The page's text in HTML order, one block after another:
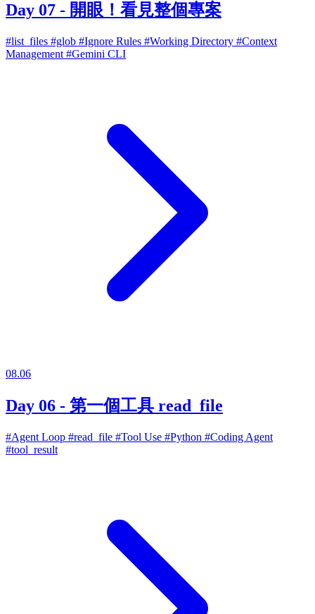
Day 07 - 開眼！看見整個專案
#list_files #glob #Ignore Rules #Working Directory #Context
Management #Gemini CLI
08.06
Day 06 - 第一個工具 read_file
#Agent Loop #read_file #Tool Use #Python #Coding Agent
#tool_result